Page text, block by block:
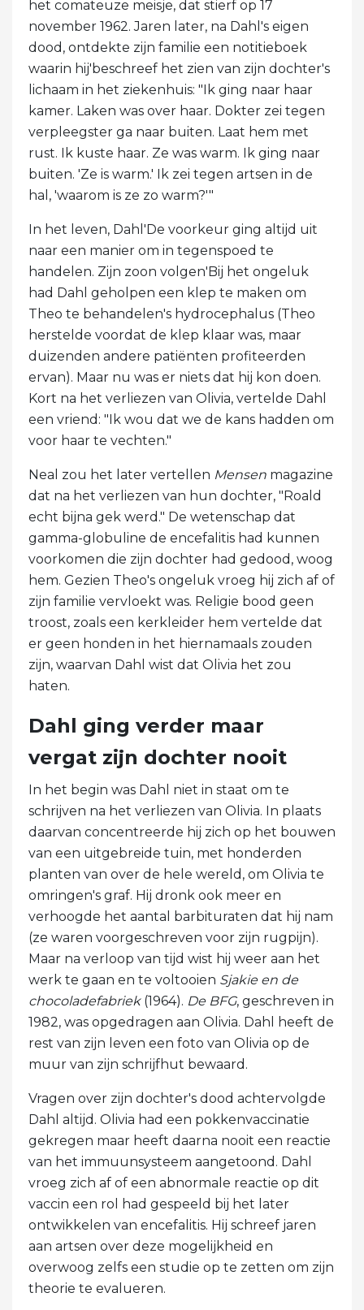
het comateuze meisje, dat stierf op 17
november 1962. Jaren later, na Dahl's eigen
dood, ontdekte zijn familie een notitieboek
waarin hij'beschreef het zien van zijn dochter's
lichaam in het ziekenhuis: "Ik ging naar haar
kamer. Laken was over haar. Dokter zei tegen
verpleegster ga naar buiten. Laat hem met
rust. Ik kuste haar. Ze was warm. Ik ging naar
buiten. 'Ze is warm.' Ik zei tegen artsen in de
hal, 'waarom is ze zo warm?'"
In het leven, Dahl'De voorkeur ging altijd uit
naar een manier om in tegenspoed te
handelen. Zijn zoon volgen'Bij het ongeluk
had Dahl geholpen een klep te maken om
Theo te behandelen's hydrocephalus (Theo
herstelde voordat de klep klaar was, maar
duizenden andere patiënten profiteerden
ervan). Maar nu was er niets dat hij kon doen.
Kort na het verliezen van Olivia, vertelde Dahl
een vriend: "Ik wou dat we de kans hadden om
voor haar te vechten."
Neal zou het later vertellen Mensen magazine
dat na het verliezen van hun dochter, "Roald
echt bijna gek werd." De wetenschap dat
gamma-globuline de encefalitis had kunnen
voorkomen die zijn dochter had gedood, woog
hem. Gezien Theo's ongeluk vroeg hij zich af of
zijn familie vervloekt was. Religie bood geen
troost, zoals een kerkleider hem vertelde dat
er geen honden in het hiernamaals zouden
zijn, waarvan Dahl wist dat Olivia het zou
haten.
Dahl ging verder maar
vergat zijn dochter nooit
In het begin was Dahl niet in staat om te
schrijven na het verliezen van Olivia. In plaats
daarvan concentreerde hij zich op het bouwen
van een uitgebreide tuin, met honderden
planten van over de hele wereld, om Olivia te
omringen's graf. Hij dronk ook meer en
verhoogde het aantal barbituraten dat hij nam
(ze waren voorgeschreven voor zijn rugpijn).
Maar na verloop van tijd wist hij weer aan het
werk te gaan en te voltooien Sjakie en de
chocoladefabriek(1964). De BFG, geschreven in
1982, was opgedragen aan Olivia. Dahl heeft de
rest van zijn leven een foto van Olivia op de
muur van zijn schrijfhut bewaard.
Vragen over zijn dochter's dood achtervolgde
Dahl altijd. Olivia had een pokkenvaccinatie
gekregen maar heeft daarna nooit een reactie
van het immuunsysteem aangetoond. Dahl
vroeg zich af of een abnormale reactie op dit
vaccin een rol had gespeeld bij het later
ontwikkelen van encefalitis. Hij schreef jaren
aan artsen over deze mogelijkheid en
overwoog zelfs een studie op te zetten om zijn
theorie te evalueren.